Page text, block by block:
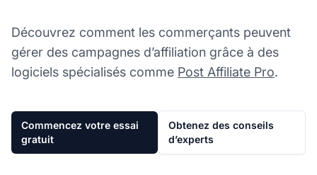
Découvrez comment les commerçants peuvent
gérer des campagnes d’affiliation grâce à des
logiciels spécialisés comme Post Affiliate Pro.
Commencez votre essai
gratuit
Obtenez des conseils
d’experts